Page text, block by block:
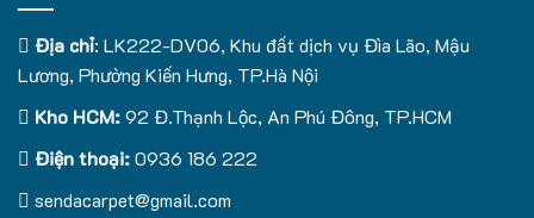
Địa chỉ: LK222-DV06, Khu đất dịch vụ Đìa Lão, Mậu
Lương, Phường Kiến Hưng, TP.Hà Nội
Kho HCM:92 Đ.Thạnh Lộc, An Phú Đông, TP.HCM
Điện thoại:0936 186 222
sendacarpet@gmail.com